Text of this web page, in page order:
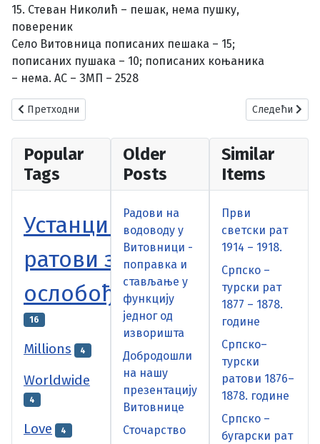
15. Стеван Николић – пешак, нема пушку,
повереник
Село Витовница пописаних пешака – 15;
пописаних пушака – 10; пописаних коњаника
– нема. АС – ЗМП – 2528
Претходни чланак: Главни преглед резултата првог пописа
Претходни Следећи
Следећи
Popular
Tags
Устанци и
ратови за
ослобођење
16
Millions 4
Worldwide
4
Love 4
Older
Posts
Радови на
водоводу у
Витовници -
поправка и
стављање у
функцију
једног од
изворишта
Добродошли
на нашу
презентацију
Витовнице
Сточарство
Similar
Items
Први
светски рат
1914 – 1918.
Српско –
турски рат
1877 – 1878.
године
Српско–
турски
ратови 1876–
1878. године
Српско –
бугарски рат